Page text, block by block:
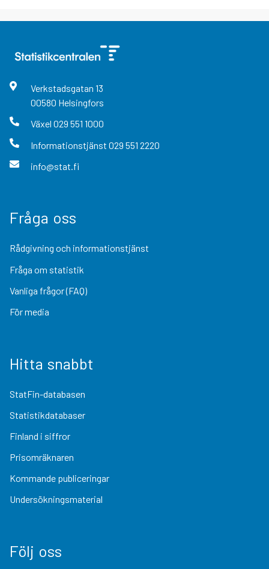
Verkstadsgatan 13
00580 Helsingfors
Växel 029 551 1000
Informationstjänst 029 551 2220
info@stat.fi
Fråga oss
Rådgivning och informationstjänst
Fråga om statistik
Vanliga frågor (FAQ)
För media
Hitta snabbt
StatFin-databasen
Statistikdatabaser
Finland i siffror
Prisomräknaren
Kommande publiceringar
Undersökningsmaterial
Följ oss